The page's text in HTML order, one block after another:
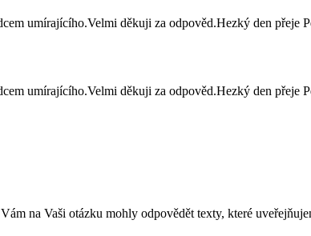
umírajícího.Velmi děkuji za odpověd.Hezký den přeje
umírajícího.Velmi děkuji za odpověd.Hezký den přeje
na Vaši otázku mohly odpovědět texty, které